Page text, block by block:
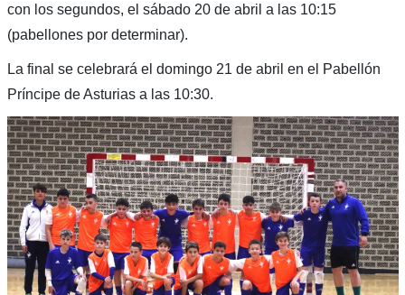
con los segundos, el sábado 20 de abril a las 10:15
(pabellones por determinar).
La final se celebrará el domingo 21 de abril en el Pabellón
Príncipe de Asturias a las 10:30.